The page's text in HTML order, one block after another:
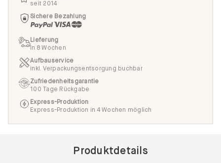
seit 2014
Sichere Bezahlung
Lieferung
in 8 Wochen
Aufbauservice
inkl. Verpackungsentsorgung buchbar
Zufriedenheitsgarantie
100 Tage Rückgabe
Express-Produktion
Express-Produktion in 4 Wochen möglich
Produktdetails